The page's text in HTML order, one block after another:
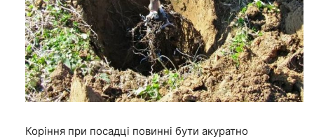
Коріння при посадці повинні бути акуратно